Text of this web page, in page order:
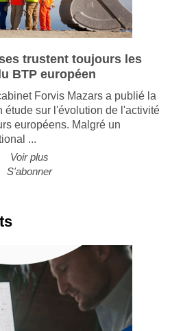
trustent toujours les
BTP européen
Forvis Mazars a publié la
sur l'évolution de l'activité
européens. Malgré un
Voir plus